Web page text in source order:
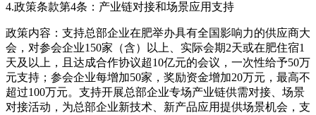
4.政策条款第4条：产业链对接和场景应用支持
政策内容：支持总部企业在肥举办具有全国影响力的供应商大
会，对参会企业150家（含）以上、实际会期2天或在肥住宿1
天及以上，且达成合作协议超10亿元的会议，一次性给予50万
元支持；参会企业每增加50家，奖励资金增加20万元，最高不
超过100万元。支持开展总部企业专场产业链供需对接、场景
对接活动，为总部企业新技术、新产品应用提供场景机会，支